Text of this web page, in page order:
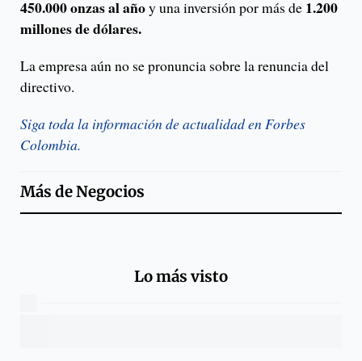
450.000 onzas al añoy una inversión por más de 1.200
millones de dólares.
La empresa aún no se pronuncia sobre la renuncia del
directivo.
Siga toda la información de actualidad en Forbes
Colombia.
Más deNegocios
Lo más visto